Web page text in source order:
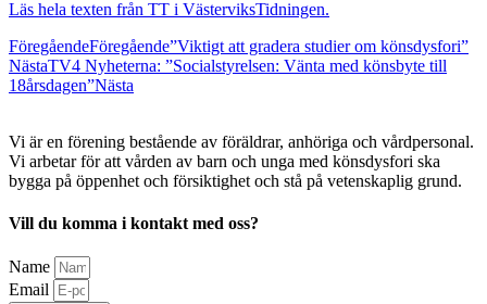
Läs hela texten från TT i VästerviksTidningen.
FöregåendeFöregående”Viktigt att gradera studier om könsdysfori”
NästaTV4 Nyheterna: ”Socialstyrelsen: Vänta med könsbyte till
18årsdagen”Nästa
Vi är en förening bestående av föräldrar, anhöriga och vårdpersonal.
Vi arbetar för att vården av barn och unga med könsdysfori ska
bygga på öppenhet och försiktighet och stå på vetenskaplig grund.
Vill du komma i kontakt med oss?
Name
Email